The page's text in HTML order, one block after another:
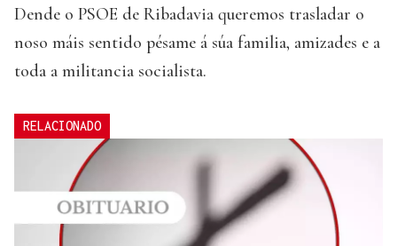
Dende o PSOE de Ribadavia queremos trasladar o
noso máis sentido pésame á súa familia, amizades e a
toda a militancia socialista.
RELACIONADO